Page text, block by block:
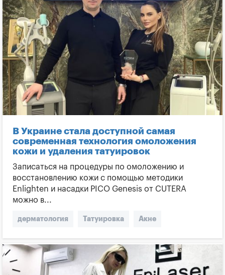
Пантестин-Дарница Лечение пролежней
Опрелости Лечение пеленочного дерматита
Атопический дерматит Сухая кожа Деситин
Цинковая мазь Афлокрем Эмолиент
Белобаза
В Украине стала доступной самая
современная технология омоложения
кожи и удаления татуировок
Записаться на процедуры по омоложению и
восстановлению кожи с помощью методики
Enlighten и насадки PICO Genesis от CUTERA
можно в...
дерматология Татуировка Акне
Омоложение коррекция морщин
Пигментация Гиперпигментация